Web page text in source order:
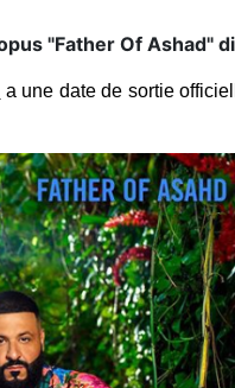
"Father Of Ashad"
a une date de sortie